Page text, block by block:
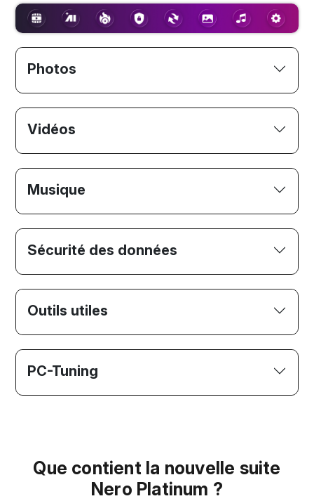
Photos
Vidéos
Musique
Sécurité des données
Outils utiles
PC-Tuning
Que contient la nouvelle suite
Nero Platinum ?